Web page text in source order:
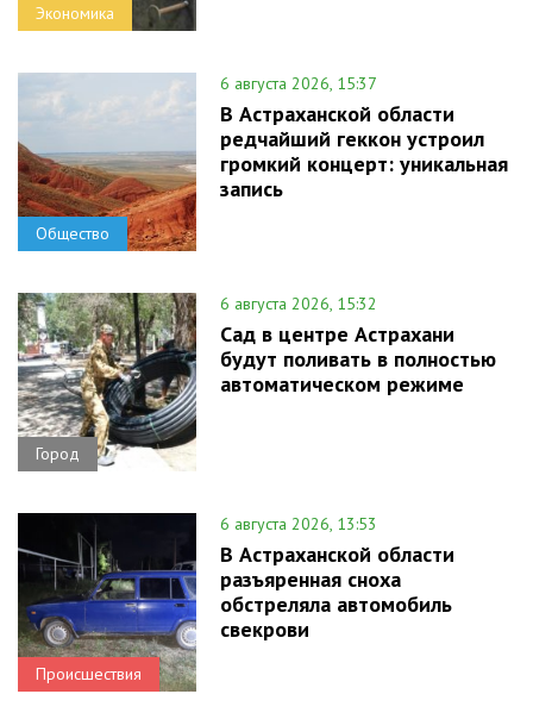
Экономика
Общество
6 августа 2026, 15:37
В Астраханской области
редчайший геккон устроил
громкий концерт: уникальная
запись
Город
6 августа 2026, 15:32
Сад в центре Астрахани
будут поливать в полностью
автоматическом режиме
Происшествия
6 августа 2026, 13:53
В Астраханской области
разъяренная сноха
обстреляла автомобиль
свекрови